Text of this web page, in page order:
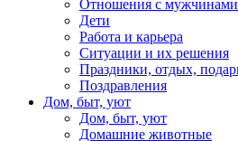
Отношения с мужчинами
Дети
Работа и карьера
Ситуации и их решения
Праздники, отдых,
Поздравления
Дом, быт, уют
Дом, быт, уют
Домашние животные